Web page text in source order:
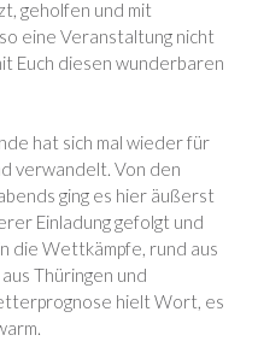
geholfen und mit
eine Veranstaltung nicht
Euch diesen wunderbaren
hat sich mal wieder für
verwandelt. Von den
ging es hier äußerst
Einladung gefolgt und
die Wettkämpfe, rund aus
Thüringen und
hielt Wort, es